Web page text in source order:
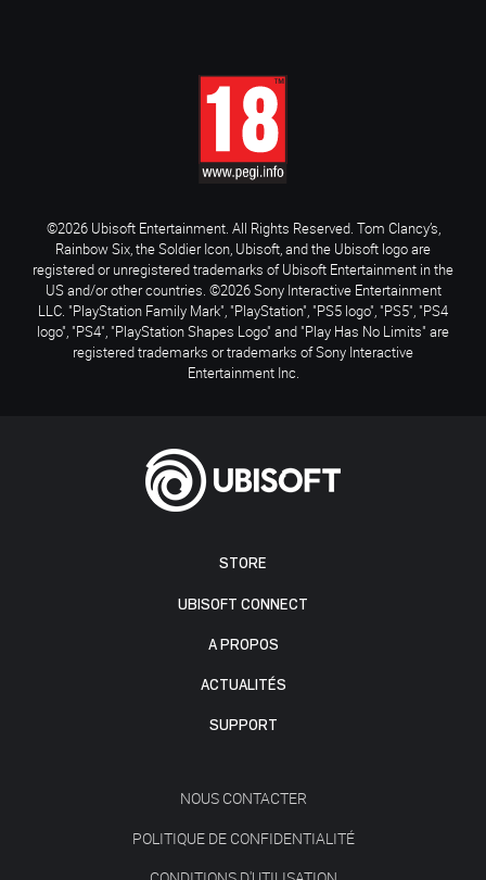
STORE
UBISOFT CONNECT
A PROPOS
ACTUALITÉS
SUPPORT
NOUS CONTACTER
POLITIQUE DE CONFIDENTIALITÉ
©2026 Ubisoft Entertainment. All Rights Reserved. Tom Clancy’s,
Rainbow Six, the Soldier Icon, Ubisoft, and the Ubisoft logo are
registered or unregistered trademarks of Ubisoft Entertainment in the
US and/or other countries. ©2026 Sony Interactive Entertainment
LLC. "PlayStation Family Mark", "PlayStation", "PS5 logo", "PS5", "PS4
logo", "PS4", "PlayStation Shapes Logo" and "Play Has No Limits" are
registered trademarks or trademarks of Sony Interactive
Entertainment Inc.